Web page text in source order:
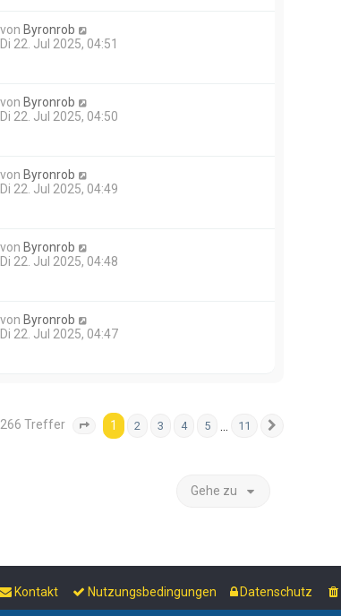
von Byronrob
Di 22. Jul 2025, 04:51
von Byronrob
Di 22. Jul 2025, 04:50
von Byronrob
Di 22. Jul 2025, 04:49
von Byronrob
Di 22. Jul 2025, 04:48
von Byronrob
Di 22. Jul 2025, 04:47
266 Treffer Seite 1 von 11
1 2 3 4 5 11
Gehe zu
Datenschutz
Nutzungsbedingungen
Kontakt